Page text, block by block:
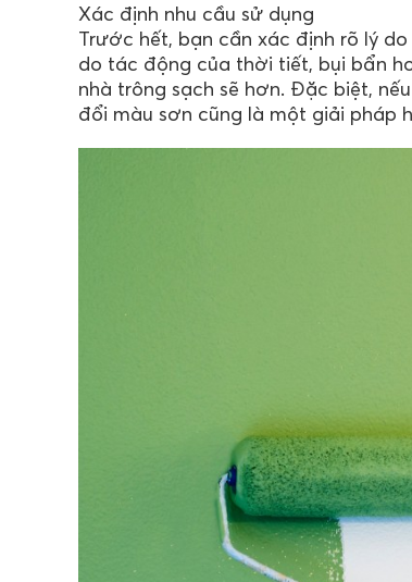
Xác định nhu cầu sử dụng
Trước hết, bạn cần xác định rõ lý
do tác động của thời tiết, bụi bẩn
nhà trông sạch sẽ hơn. Đặc biệt,
đổi màu sơn cũng là một giải pháp